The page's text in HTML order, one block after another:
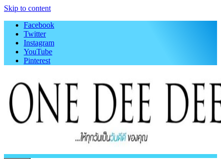
Skip to content
Facebook
Twitter
Instagram
YouTube
Pinterest